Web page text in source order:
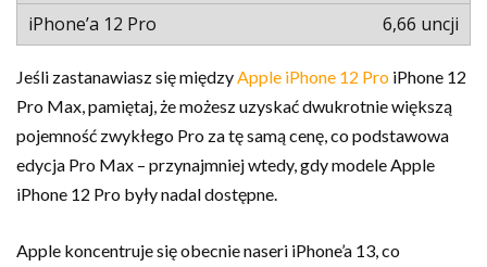
6,66 uncji
Jeśli zastanawiasz się między Apple iPhone 12 Pro iPhone 12
Pro Max, pamiętaj, że możesz uzyskać dwukrotnie większą
pojemność zwykłego Pro za tę samą cenę, co podstawowa
edycja Pro Max – przynajmniej wtedy, gdy modele Apple
iPhone 12 Pro były nadal dostępne.
Apple koncentruje się obecnie naseri iPhone’a 13, co